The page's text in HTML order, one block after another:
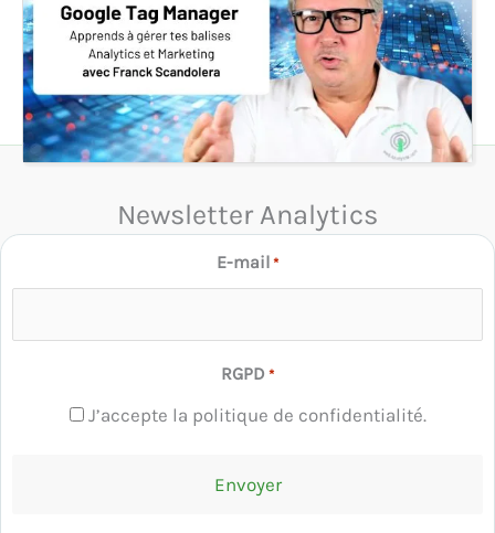
Newsletter Analytics
E-mail *
RGPD *
J’accepte la politique de confidentialité.